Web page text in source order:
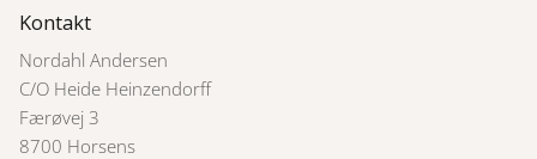
Kontakt
Nordahl Andersen
C/O Heide Heinzendorff
Færøvej 3
8700 Horsens